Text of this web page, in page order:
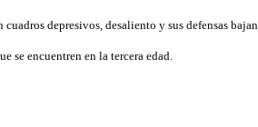
depresivos, desaliento y sus defensas bajan.
se encuentren en la tercera edad.